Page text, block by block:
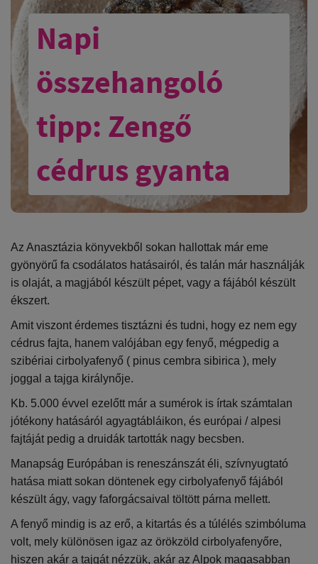
Napi
összehangoló
tipp: Zengő
cédrus gyanta
Az Anasztázia könyvekből sokan hallottak már eme
gyönyörű fa csodálatos hatásairól, és talán már használják
is olaját, a magjából készült pépet, vagy a fájából készült
ékszert.
Amit viszont érdemes tisztázni és tudni, hogy ez nem egy
cédrus fajta, hanem valójában egy fenyő, mégpedig a
szibériai cirbolyafenyő ( pinus cembra sibirica ), mely
joggal a tajga királynője.
Kb. 5.000 évvel ezelőtt már a sumérok is írtak számtalan
jótékony hatásáról agyagtábláikon, és európai / alpesi
fajtáját pedig a druidák tartották nagy becsben.
Manapság Európában is reneszánszát éli, szívnyugtató
hatása miatt sokan döntenek egy cirbolyafenyő fájából
készült ágy, vagy faforgácsaival töltött párna mellett.
A fenyő mindig is az erő, a kitartás és a túlélés szimbóluma
volt, mely különösen igaz az örökzöld cirbolyafenyőre,
hiszen akár a tajgát nézzük, akár az Alpok magasabban